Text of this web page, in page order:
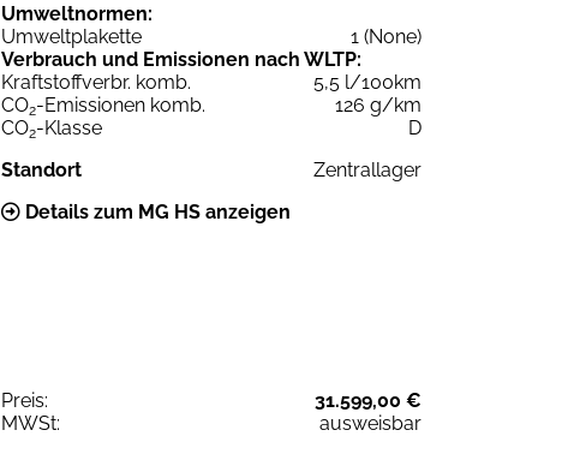
Umweltnormen:
Umweltplakette
1 (None)
Verbrauch und Emissionen nach WLTP:
Kraftstoffverbr. komb.
5,5 l/100km
CO2-Emissionen komb.
126 g/km
CO2-Klasse
D
Standort
Zentrallager
Details zum MG HS anzeigen
Preis:
31.599,00 €
MWSt:
ausweisbar